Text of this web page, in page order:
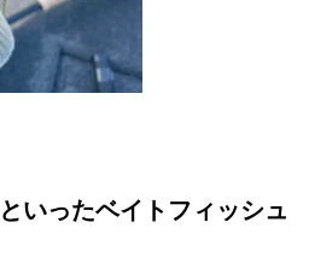
いったベイトフィッシュ